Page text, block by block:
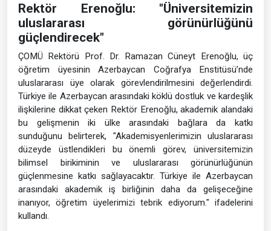
Rektör Erenoğlu: "Üniversitemizin
uluslararası görünürlüğünü
güçlendirecek"
ÇOMÜ Rektörü Prof. Dr. Ramazan Cüneyt Erenoğlu, üç
öğretim üyesinin Azerbaycan Coğrafya Enstitüsü’nde
uluslararası üye olarak görevlendirilmesini değerlendirdi.
Türkiye ile Azerbaycan arasındaki köklü dostluk ve kardeşlik
ilişkilerine dikkat çeken Rektör Erenoğlu, akademik alandaki
bu gelişmenin iki ülke arasındaki bağlara da katkı
sunduğunu belirterek, "Akademisyenlerimizin uluslararası
düzeyde üstlendikleri bu önemli görev, üniversitemizin
bilimsel birikiminin ve uluslararası görünürlüğünün
güçlenmesine katkı sağlayacaktır. Türkiye ile Azerbaycan
arasındaki akademik iş birliğinin daha da gelişeceğine
inanıyor, öğretim üyelerimizi tebrik ediyorum." ifadelerini
kullandı.